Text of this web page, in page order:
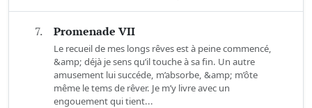
7. Promenade VII
Le recueil de mes longs rêves est à peine commencé,
&amp; déjà je sens qu’il touche à sa fin. Un autre
amusement lui succéde, m’absorbe, &amp; m’ôte
même le tems de rêver. Je m’y livre avec un
engouement qui tient...